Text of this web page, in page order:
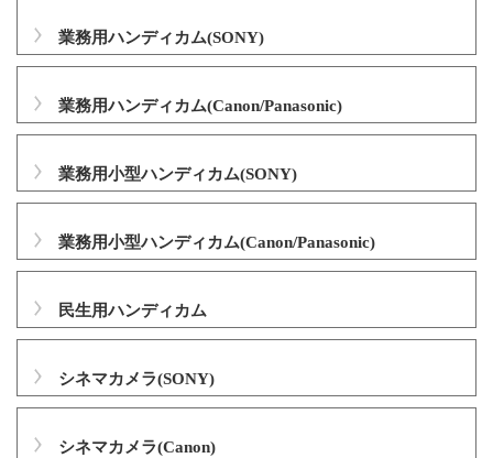
業務用ハンディカム(SONY)
業務用ハンディカム(Canon/Panasonic)
業務用小型ハンディカム(SONY)
業務用小型ハンディカム(Canon/Panasonic)
民生用ハンディカム
シネマカメラ(SONY)
シネマカメラ(Canon)